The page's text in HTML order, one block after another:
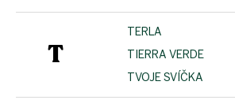
T
TERLA
TIERRA VERDE
TVOJE SVÍČKA